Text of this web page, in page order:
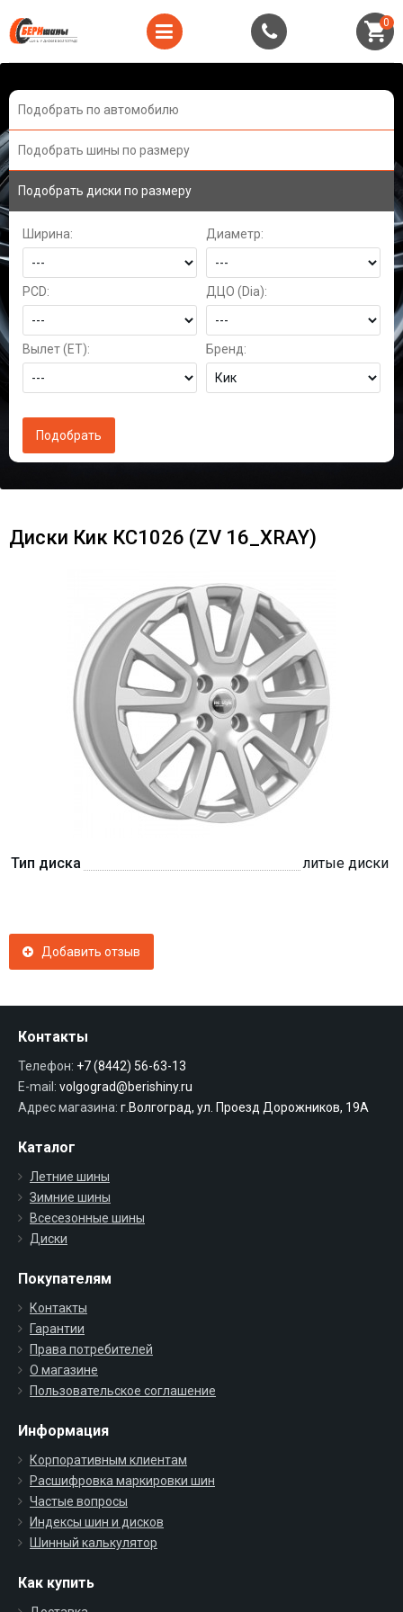
0
Подобрать по автомобилю
Подобрать шины по размеру
Подобрать диски по размеру
Ширина: Диаметр:
PCD: ДЦО (Dia):
Вылет (ET): Бренд:
Диски Кик КС1026 (ZV 16_XRAY)
Тип диска литые диски
Добавить отзыв
Контакты
Телефон: +7 (8442) 56-63-13
E-mail: volgograd@berishiny.ru
Адрес магазина: г.Волгоград, ул. Проезд Дорожников, 19А
Каталог
Летние шины
Зимние шины
Всесезонные шины
Диски
Покупателям
Контакты
Гарантии
Права потребителей
О магазине
Пользовательское соглашение
Информация
Корпоративным клиентам
Расшифровка маркировки шин
Частые вопросы
Индексы шин и дисков
Шинный калькулятор
Как купить